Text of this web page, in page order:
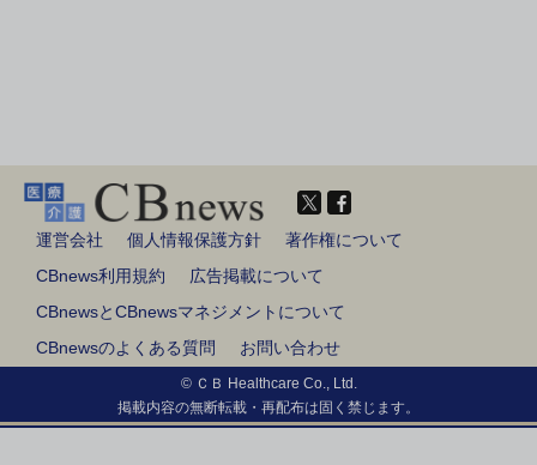
運営会社 個人情報保護方針
著作権について
CBnews利用規約
広告掲載について
CBnewsとCBnewsマネジメントについて
CBnewsのよくある質問
お問い合わせ
© ＣＢ Healthcare Co., Ltd.
掲載内容の無断転載・再配布は固く禁じます。